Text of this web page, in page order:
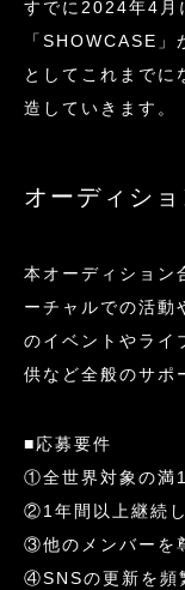
すでに2024年4月
「SHOWCASE
としてこれまでに
造していきます。
オーディシ
本オーディション
ーチャルでの活動
のイベントやライ
供など全般のサポ
■応募要件
①全世界対象の満
②1年間以上継続
③他のメンバーを
④SNSの更新を頻